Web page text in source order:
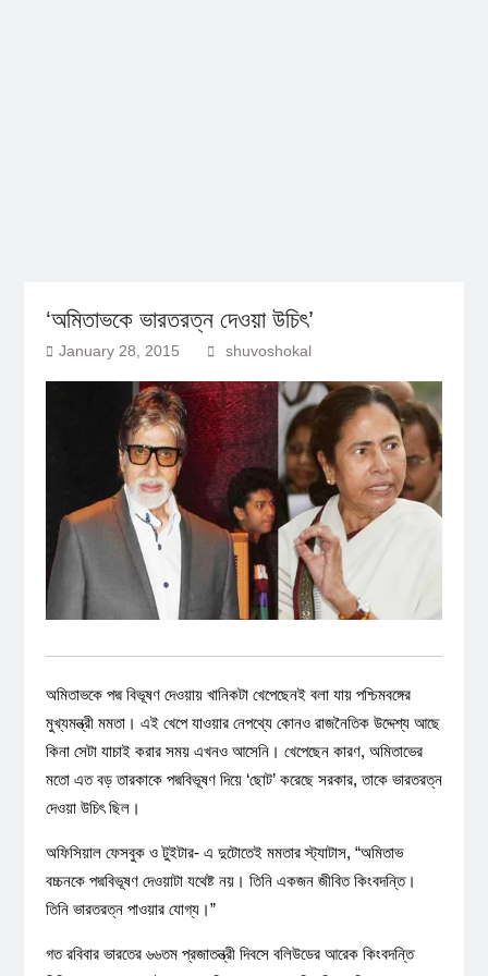
‘অমিতাভকে ভারতরত্ন দেওয়া উচিৎ’
January 28, 2015 shuvoshokal
অমিতাভকে পদ্ম বিভূষণ দেওয়ায় খানিকটা খেপেছেনই বলা যায় পশ্চিমবঙ্গের
মুখ্যমন্ত্রী মমতা। এই খেপে যাওয়ার নেপথ্যে কোনও রাজনৈতিক উদ্দেশ্য আছে
কিনা সেটা যাচাই করার সময় এখনও আসেনি। খেপেছেন কারণ, অমিতাভের
মতো এত বড় তারকাকে পদ্মবিভূষণ দিয়ে ‘ছোট’ করেছে সরকার, তাকে ভারতরত্ন
দেওয়া উচিৎ ছিল।
অফিসিয়াল ফেসবুক ও টুইটার- এ দুটোতেই মমতার স্ট্যাটাস, “অমিতাভ
বচ্চনকে পদ্মবিভূষণ দেওয়াটা যথেষ্ট নয়। তিনি একজন জীবিত কিংবদন্তি।
তিনি ভারতরত্ন পাওয়ার যোগ্য।”
গত রবিবার ভারতের ৬৬তম প্রজাতন্ত্রী দিবসে বলিউডের আরেক কিংবদন্তি